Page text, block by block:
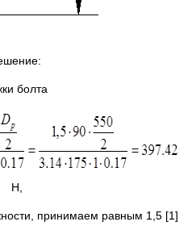
болта
Н,
принимаем равным 1,5 [1]